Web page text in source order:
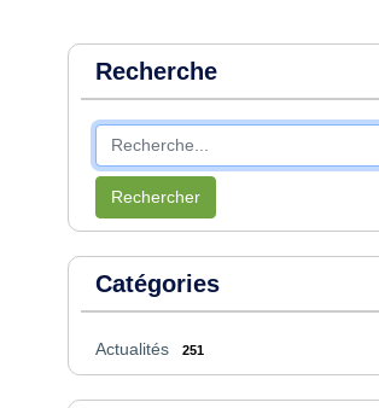
Recherche
Rechercher
Catégories
Actualités 251